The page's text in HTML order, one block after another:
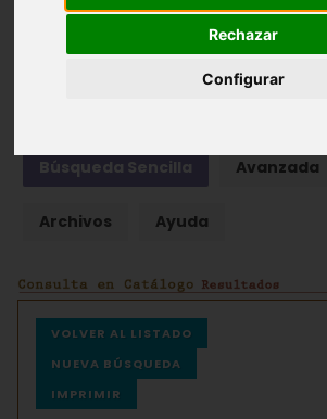
Rechazar
Configurar
Colecciones de
Búsqueda Sencilla Avanzada
Archivos Ayuda
VOLVER AL LISTADO
NUEVA BÚSQUEDA
IMPRIMIR